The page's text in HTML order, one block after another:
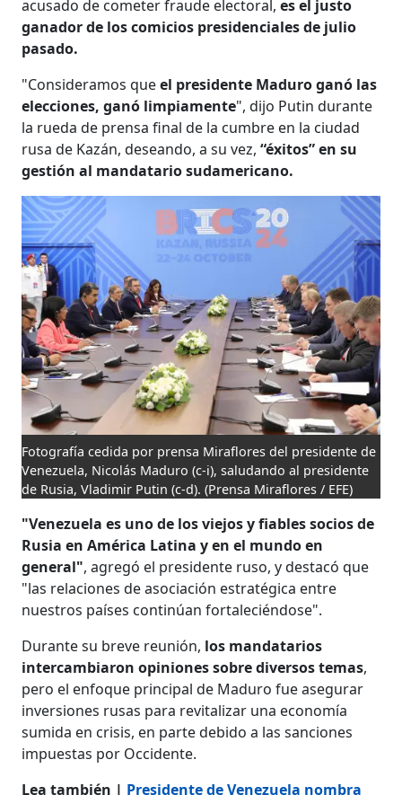
acusado de cometer fraude electoral, es el justo
ganador de los comicios presidenciales de julio
pasado.
"Consideramos queel presidente Maduro ganó las
elecciones, ganó limpiamente", dijo Putin durante
la rueda de prensa final de la cumbre en la ciudad
rusa de Kazán, deseando, a su vez, “éxitos” en su
gestión al mandatario sudamericano.
Fotografía cedida por prensa Miraflores del presidente de
Venezuela, Nicolás Maduro (c-i), saludando al presidente
de Rusia, Vladimir Putin (c-d). (Prensa Miraflores / EFE)
"Venezuela es uno de los viejos y fiables socios de
Rusia en América Latina y en el mundo en
general", agregó el presidente ruso, y destacó que
"las relaciones de asociación estratégica entre
nuestros países continúan fortaleciéndose".
Durante su breve reunión, los mandatarios
intercambiaron opiniones sobre diversos temas,
pero el enfoque principal de Maduro fue asegurar
inversiones rusas para revitalizar una economía
sumida en crisis, en parte debido a las sanciones
impuestas por Occidente.
Lea también | Presidente de Venezuela nombra